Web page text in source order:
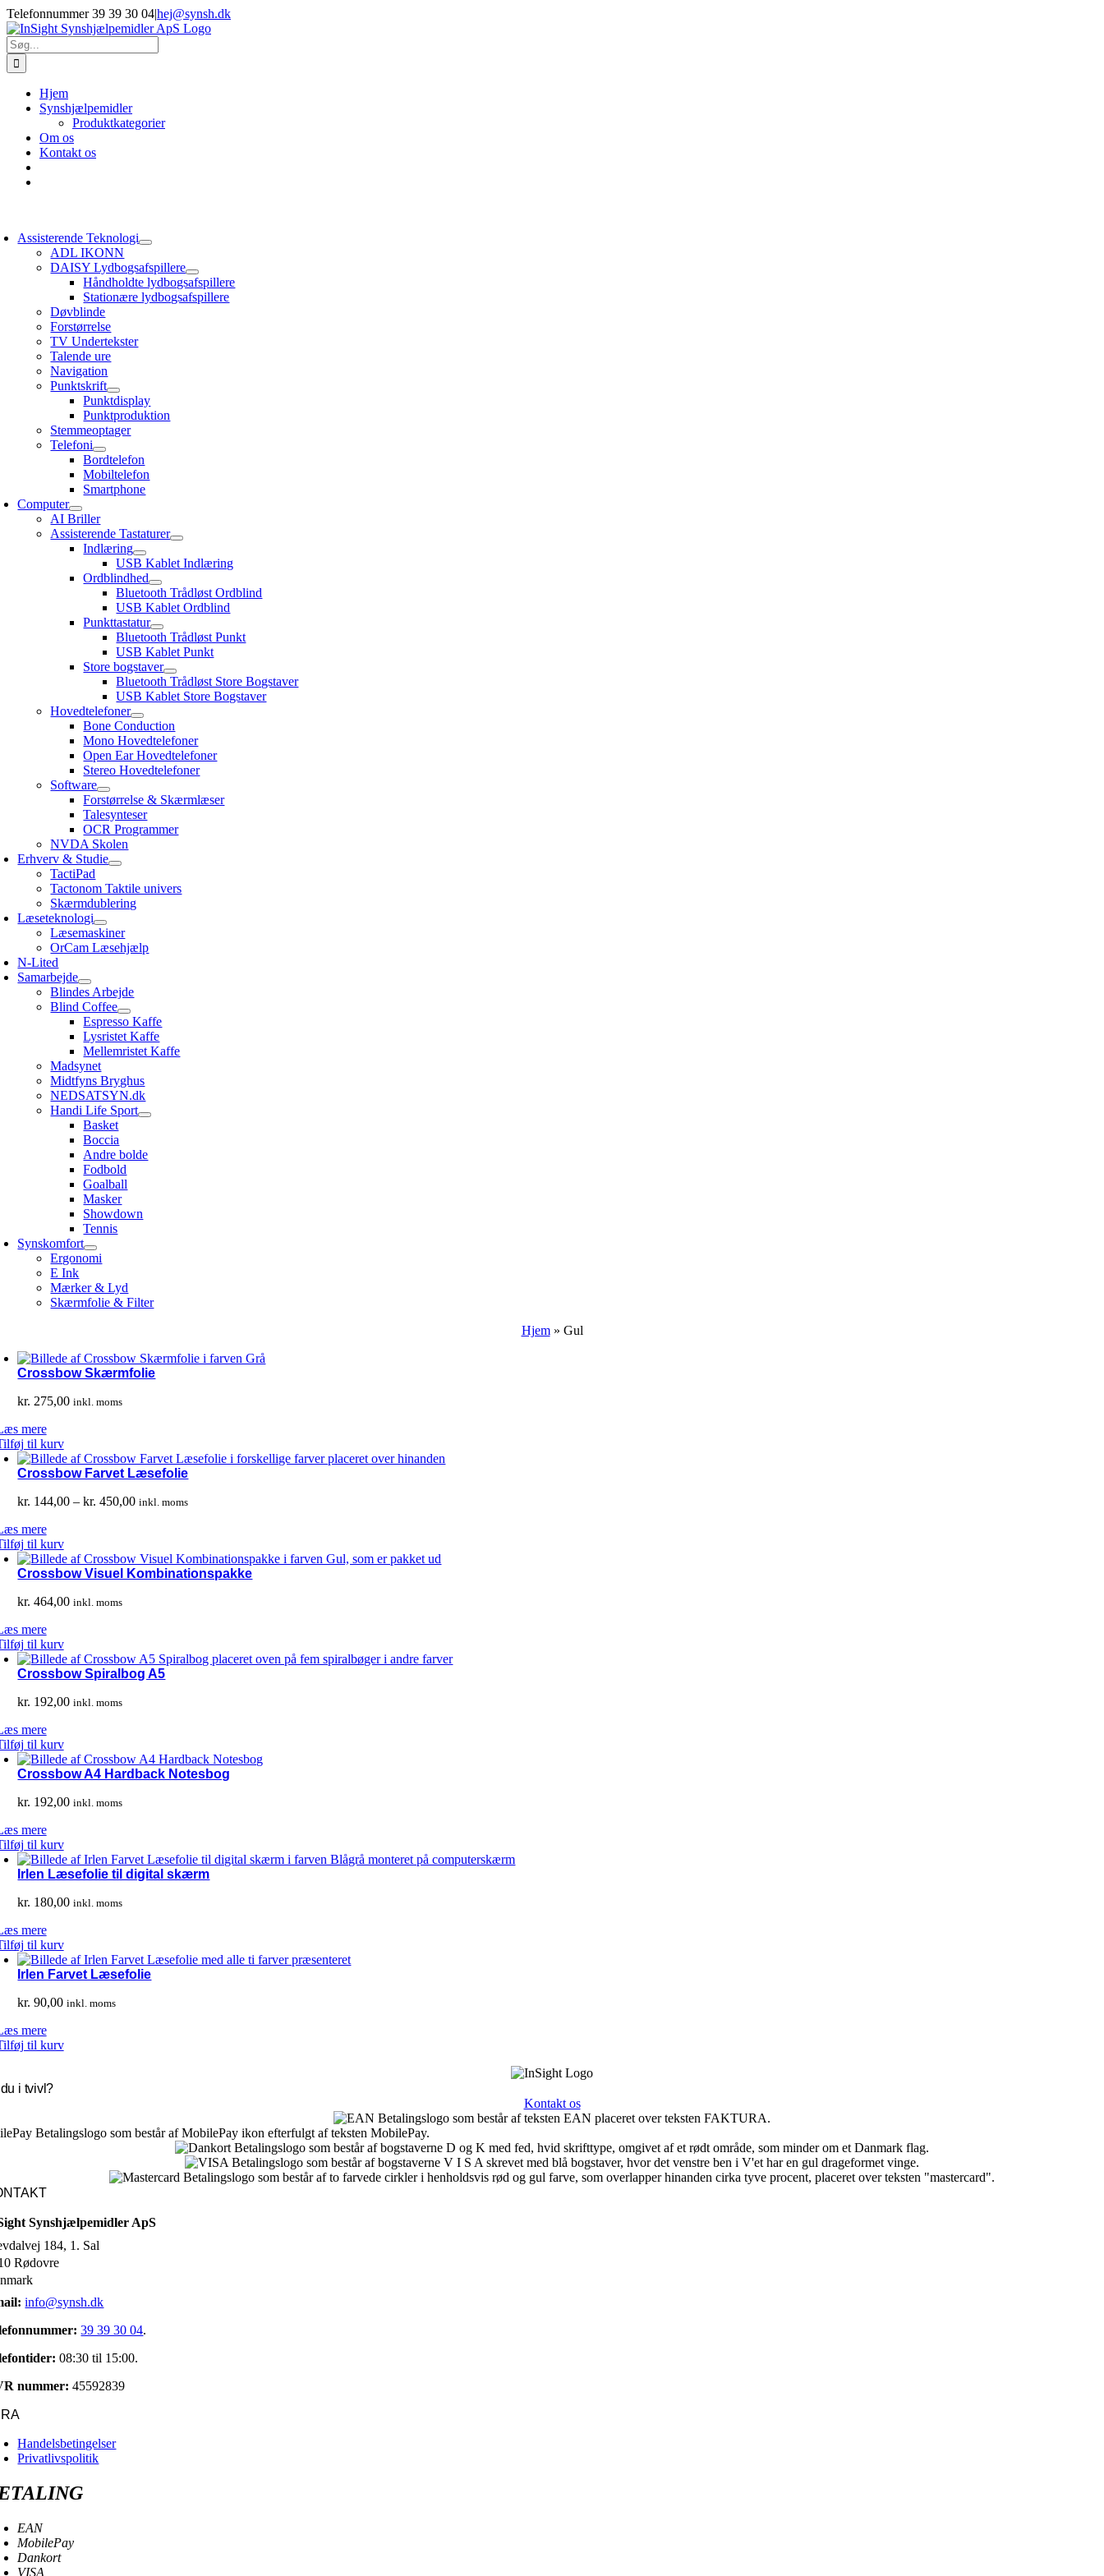
Skip
to
content
Telefonnummer 39 39 30 04|hej@synsh.dk
Søg
efter:
Hjem
Synshjælpemidler
Produktkategorier
Om os
Kontakt os
Assisterende Teknologi
ADL IKONN
DAISY Lydbogsafspillere
Håndholdte lydbogsafspillere
Stationære lydbogsafspillere
Døvblinde
Forstørrelse
TV Undertekster
Talende ure
Navigation
Punktskrift
Punktdisplay
Punktproduktion
Stemmeoptager
Telefoni
Bordtelefon
Mobiltelefon
Smartphone
Computer
AI Briller
Assisterende Tastaturer
Indlæring
USB Kablet Indlæring
Ordblindhed
Bluetooth Trådløst Ordblind
USB Kablet Ordblind
Punkttastatur
Bluetooth Trådløst Punkt
USB Kablet Punkt
Store bogstaver
Bluetooth Trådløst Store Bogstaver
USB Kablet Store Bogstaver
Hovedtelefoner
Bone Conduction
Mono Hovedtelefoner
Open Ear Hovedtelefoner
Stereo Hovedtelefoner
Software
Forstørrelse & Skærmlæser
Talesynteser
OCR Programmer
NVDA Skolen
Erhverv & Studie
TactiPad
Tactonom Taktile univers
Skærmdublering
Læseteknologi
Læsemaskiner
OrCam Læsehjælp
N-Lited
Samarbejde
Blindes Arbejde
Blind Coffee
Espresso Kaffe
Lysristet Kaffe
Mellemristet Kaffe
Madsynet
Midtfyns Bryghus
NEDSATSYN.dk
Handi Life Sport
Basket
Boccia
Andre bolde
Fodbold
Goalball
Masker
Showdown
Tennis
Synskomfort
Ergonomi
E Ink
Mærker & Lyd
Skærmfolie & Filter
Hjem» Gul
Crossbow Skærmfolie
kr. 275,00 inkl. moms
mere
til kurv
Crossbow Farvet Læsefolie
kr. 144,00 – kr. 450,00Prisinterval:
inkl. moms
mere
til kurv
Crossbow Visuel Kombinationspakke
kr. 464,00 inkl. moms
mere
til kurv
Crossbow Spiralbog A5
kr. 192,00 inkl. moms
mere
til kurv
Crossbow A4 Hardback Notesbog
kr. 192,00 inkl. moms
mere
til kurv
Irlen Læsefolie til digital skærm
kr. 180,00 inkl. moms
mere
til kurv
Irlen Farvet Læsefolie
kr. 90,00 inkl. moms
mere
til kurv
i tvivl?
Kontakt os
Synshjælpemidler ApS
184, 1. Sal
Rødovre
info@synsh.dk
39 39 30 04.
08:30 til 15:00.
nummer: 45592839
Handelsbetingelser
Privatlivspolitik
EAN
MobilePay
Dankort
VISA